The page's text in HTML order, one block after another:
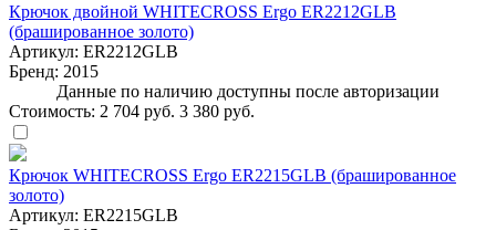
Крючок двойной WHITECROSS Ergo ER2212GLB
(брашированное золото)
Артикул: ER2212GLB
Бренд: 2015
Данные по наличию доступны после авторизации
Стоимость: 2 704 руб. 3 380 руб.
Крючок WHITECROSS Ergo ER2215GLB (брашированное
золото)
Артикул: ER2215GLB